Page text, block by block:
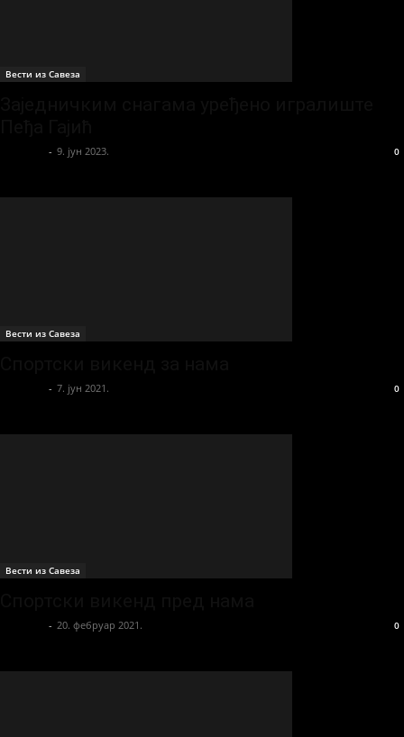
Вести из Савеза
- 9. јун 2023. 0
Вести из Савеза
- 7. јун 2021. 0
Вести из Савеза
- 20. фебруар 2021. 0